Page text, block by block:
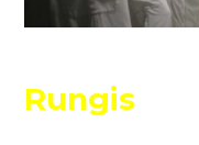
Rungis